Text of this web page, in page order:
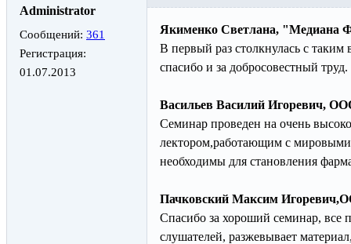
Administrator
Сообщений: 361
Регистрация:
01.07.2013
Якименко Светлана, "Медиана
В первый раз столкнулась с
спасибо и за
Васильев Василий Игоревич,
Семинар проведен на очень
лектором,работающим с
необходимы для становления
Пачковский Максим
Спасибо за хороший семинар, все
слушателей, разжевывает